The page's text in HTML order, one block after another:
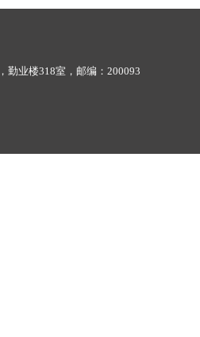
勤业楼318室，邮编：200093